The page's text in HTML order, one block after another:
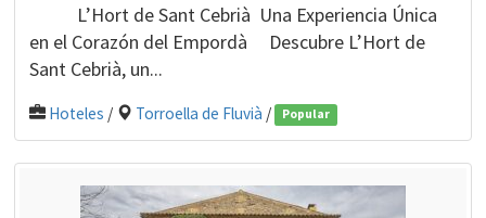
L’Hort de Sant Cebrià Una Experiencia Única
en el Corazón del Empordà Descubre L’Hort de
Sant Cebrià, un...
Hoteles / Torroella de Fluvià / Popular